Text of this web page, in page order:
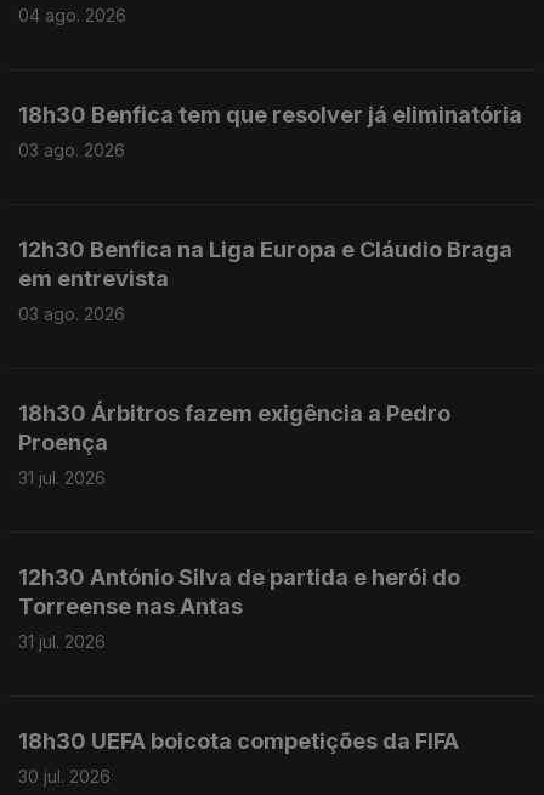
04 ago. 2026
18h30 Benfica tem que resolver já eliminatória
03 ago. 2026
12h30 Benfica na Liga Europa e Cláudio Braga
em entrevista
03 ago. 2026
18h30 Árbitros fazem exigência a Pedro
Proença
31 jul. 2026
12h30 António Silva de partida e herói do
Torreense nas Antas
31 jul. 2026
18h30 UEFA boicota competições da FIFA
30 jul. 2026